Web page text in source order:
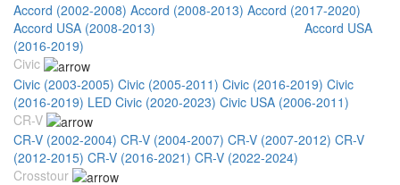
Accord (2002-2008) Accord (2008-2013) Accord (2017-2020)
Accord USA (2008-2013)
Accord USA
(2016-2019)
Civic
Civic (2003-2005) Civic (2005-2011) Civic (2016-2019) Civic
(2016-2019) LED Civic (2020-2023) Civic USA (2006-2011)
CR-V
CR-V (2002-2004) CR-V (2004-2007) CR-V (2007-2012) CR-V
(2012-2015) CR-V (2016-2021) CR-V (2022-2024)
Crosstour